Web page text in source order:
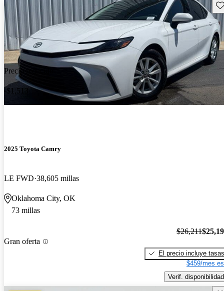
Precio reducido
-$1,513
2025 Toyota Camry
LE FWD 38,605 millas
Oklahoma City, OK
73 millas
Gran oferta
$26,211
El precio incluye tasas
$459/mes
Verif. disponibilidad